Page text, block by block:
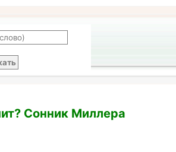
Сонник Миллера